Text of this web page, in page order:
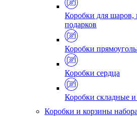
Коробки для шаров,
подарков
Коробки
Коробки сердца
Коробки складные
Коробки и корзины